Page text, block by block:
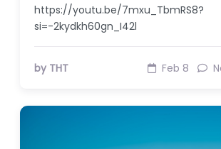
https://youtu.be/7mxu_TbmRS8?
si=-2kydkh60gn_I42l
by THT Feb 8